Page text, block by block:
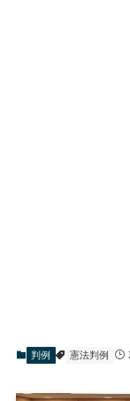
判例 憲法判例